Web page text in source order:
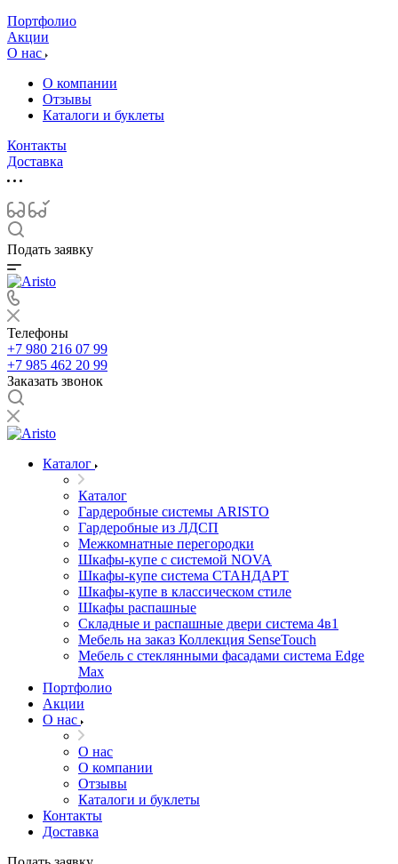
Портфолио
Акции
О нас
О компании
Отзывы
Каталоги и буклеты
Контакты
Доставка
Подать заявку
Телефоны
+7 980 216 07 99
+7 985 462 20 99
Заказать звонок
Каталог
Каталог
Гардеробные системы ARISTO
Гардеробные из ЛДСП
Межкомнатные перегородки
Шкафы-купе с системой NOVA
Шкафы-купе система СТАНДАРТ
Шкафы-купе в классическом стиле
Шкафы распашные
Складные и распашные двери система 4в1
Мебель на заказ Коллекция SenseTouch
Мебель с стеклянными фасадами система Edge
Max
Портфолио
Акции
О нас
О нас
О компании
Отзывы
Каталоги и буклеты
Контакты
Доставка